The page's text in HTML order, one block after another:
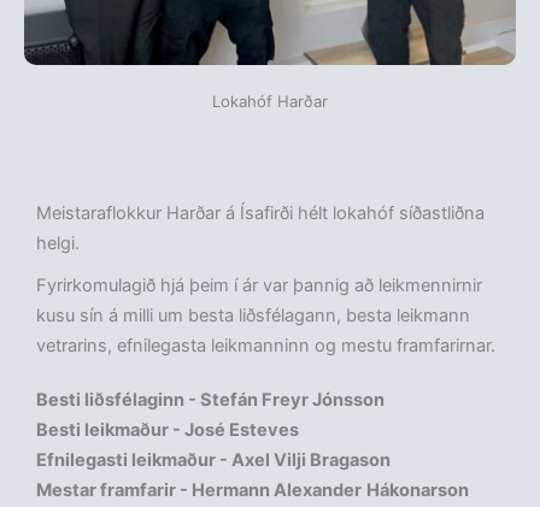
Lokahóf Harðar
Meistaraflokkur Harðar á Ísafirði hélt lokahóf síðastliðna
helgi.
Fyrirkomulagið hjá þeim í ár var þannig að leikmennirnir
kusu sín á milli um besta liðsfélagann, besta leikmann
vetrarins, efnilegasta leikmanninn og mestu framfarirnar.
Besti liðsfélaginn - Stefán Freyr Jónsson
Besti leikmaður - José Esteves
Efnilegasti leikmaður - Axel Vilji Bragason
Mestar framfarir - Hermann Alexander Hákonarson